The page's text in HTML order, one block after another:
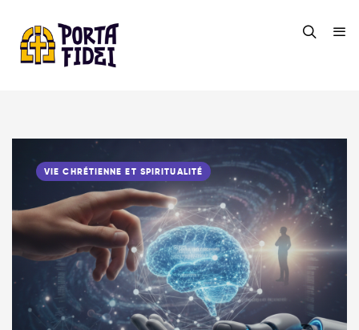
VIE CHRÉTIENNE ET SPIRITUALITÉ